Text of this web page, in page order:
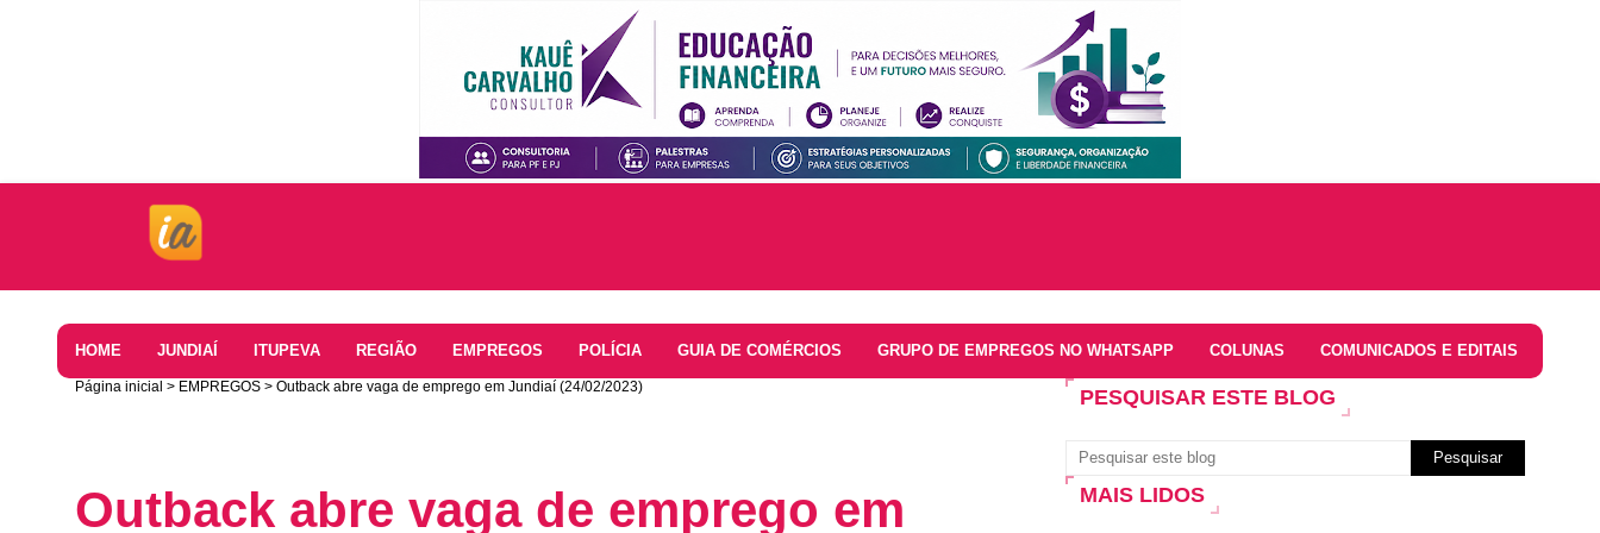
HOME JUNDIAÍ ITUPEVA REGIÃO EMPREGOS POLÍCIA GUIA DE COMÉRCIOS GRUPO DE EMPREGOS NO WHATSAPP COLUNAS COMUNICADOS E EDITAIS
Página inicial EMPREGOS Outback abre vaga de emprego em Jundiaí (24/02/2023)
Outback abre vaga de emprego em
PESQUISAR ESTE BLOG
MAIS LIDOS